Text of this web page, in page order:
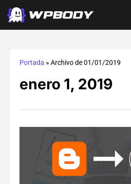
Portada »Archivo de 01/01/2019
enero 1, 2019